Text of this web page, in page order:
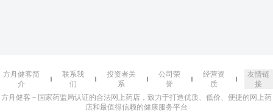
方舟健客简
介
联系我
们
投资者关
系
公司荣
誉
经营资
质
友情链
接
方舟健客－国家药监局认证的合法网上药店，致力于打造优质、低价、便捷的网上药
店和最值得信赖的健康服务平台